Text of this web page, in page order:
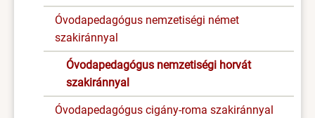
Óvodapedagógus nemzetiségi német
szakiránnyal
Óvodapedagógus nemzetiségi horvát
szakiránnyal
Óvodapedagógus cigány-roma szakiránnyal